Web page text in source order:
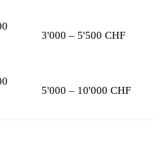
3'000 – 5'500 CHF
5'000 – 10'000 CHF